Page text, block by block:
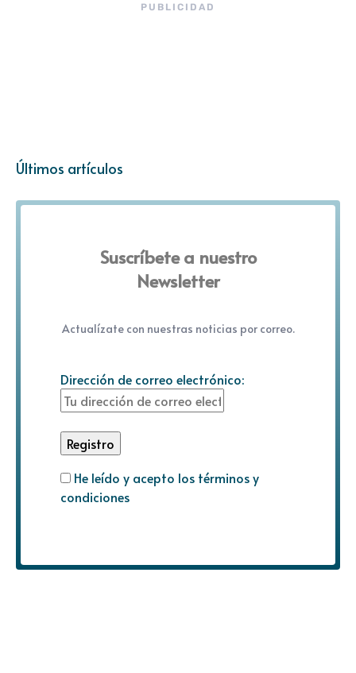
PUBLICIDAD
Últimos artículos
Suscríbete a nuestro
Newsletter
Actualízate con nuestras noticias por correo.
Dirección de correo electrónico:
He leído y acepto los términos y
condiciones